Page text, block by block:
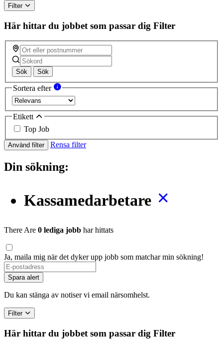
Filter
Här hittar du jobbet som passar dig Filter
Sök Sök
Sortera efter
Etikett
Top Job
Använd filter Rensa filter
Din sökning:
Kassamedarbetare
There Are 0 lediga jobb har hittats
Ja, maila mig när det dyker upp jobb som matchar min sökning!
If
you
are
a
ignore
this
field
Spara alert
Du kan stänga av notiser vi email närsomhelst.
Filter
Här hittar du jobbet som passar dig Filter